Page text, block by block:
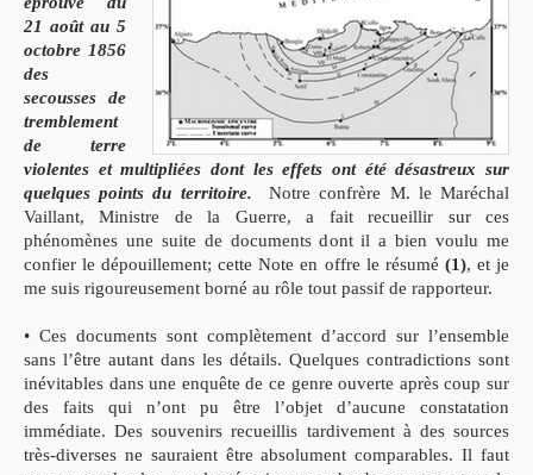
21 août au 5
octobre 1856
des
secousses de
tremblement
de terre
violentes et multipliées dont les effets ont été désastreux sur
quelques points du territoire.
Notre confrère M. le Maréchal
Vaillant, Ministre de la Guerre, a fait recueillir sur ces
phénomènes une suite de documents dont il a bien voulu me
confier le dépouillement; cette Note en offre le résumé (1), et je
me suis rigoureusement borné au rôle tout passif de rapporteur.
• Ces documents sont complètement d’accord sur l’ensemble
sans l’être autant dans les détails. Quelques contradictions sont
inévitables dans une enquête de ce genre ouverte après coup sur
des faits qui n’ont pu être l’objet d’aucune constatation
immédiate. Des souvenirs recueillis tardivement à des sources
très-diverses ne sauraient être absolument comparables. Il faut